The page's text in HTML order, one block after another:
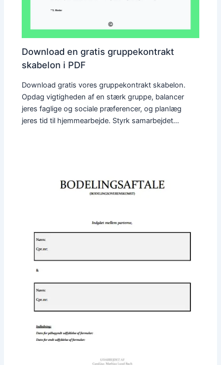
Download en gratis gruppekontrakt
skabelon i PDF
Download gratis vores gruppekontrakt skabelon.
Opdag vigtigheden af en stærk gruppe, balancer
jeres faglige og sociale præferencer, og planlæg
jeres tid til hjemmearbejde. Styrk samarbejdet…